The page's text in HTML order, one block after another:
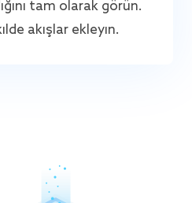
tam olarak görün.
akışlar ekleyin.